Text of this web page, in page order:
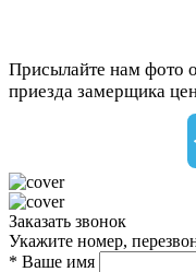
Присылайте нам фото
приезда замерщика
Заказать звонок
Укажите номер,
* Ваше имя